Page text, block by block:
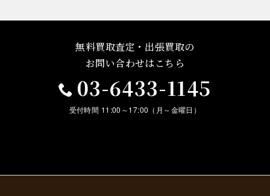
無料買取査定・出張買取の
お問い合わせはこちら
03-6433-1145
受付時間 11:00～17:00（月～金曜日）